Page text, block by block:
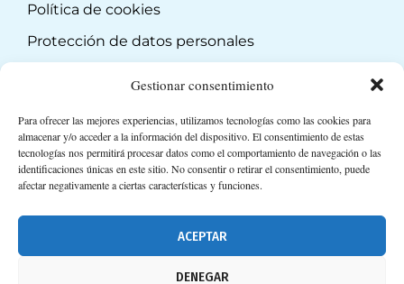
Gestionar consentimiento
Para ofrecer las mejores experiencias, utilizamos tecnologías como las cookies para
almacenar y/o acceder a la información del dispositivo. El consentimiento de estas
tecnologías nos permitirá procesar datos como el comportamiento de navegación o las
identificaciones únicas en este sitio. No consentir o retirar el consentimiento, puede
afectar negativamente a ciertas características y funciones.
ACEPTAR
DENEGAR
Política de cookies
Protección de datos personales